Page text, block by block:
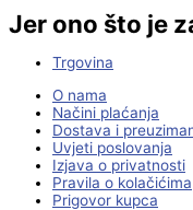
Jer ono što je
Trgovina
O nama
Načini plaćanja
Dostava i
Uvjeti poslovanja
Izjava o privatnosti
Pravila o kolačićima
Prigovor kupca